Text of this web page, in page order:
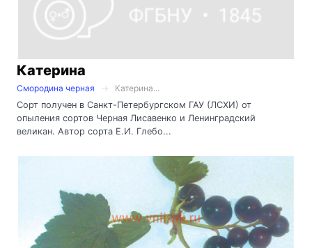
Катерина
Смородина черная
Катерина...
Сорт получен в Санкт-Петербургском ГАУ (ЛСХИ) от
опыления сортов Черная Лисавенко и Ленинградский
великан. Автор сорта Е.И. Глебо...